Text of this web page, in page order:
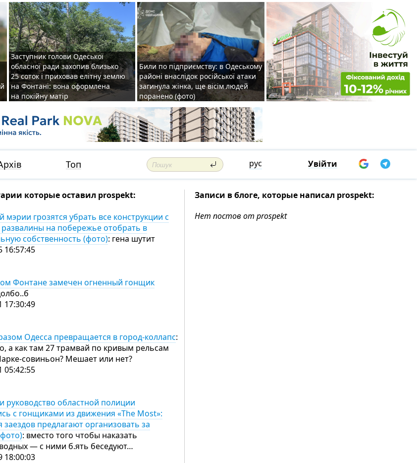
Заступник голови Одеської
обласної ради захопив близько
25 соток і приховав елітну землю
на Фонтані: вона оформлена
на покійну матір
Били по підприємству: в Одеському
районі внаслідок російської атаки
загинула жінка, ще вісім людей
поранено (фото)
Топ рус Увійти
которые оставил prospekt:
мэрии грозятся убрать все конструкции с
на побережье отобрать в
собственность (фото): гена шутит
16:57:45
Фонтане замечен огненный гонщик
17:30:49
Одесса превращается в город-коллапс:
а как там 27 трамвай по кривым рельсам
совиньон? Мешает или нет?
05:42:55
руководство областной полиции
с гонщиками из движения «The Most»:
заездов предлагают организовать за
: вместо того чтобы наказать
— с ними б.ять беседуют…
18:00:03
Записи в блоге, которые написал prospekt:
Нет постов от prospekt